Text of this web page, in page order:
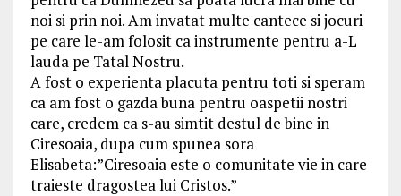
noi si prin noi. Am invatat multe cantece si jocuri
pe care le-am folosit ca instrumente pentru a-L
lauda pe Tatal Nostru.
A fost o experienta placuta pentru toti si speram
ca am fost o gazda buna pentru oaspetii nostri
care, credem ca s-au simtit destul de bine in
Ciresoaia, dupa cum spunea sora
Elisabeta:”Ciresoaia este o comunitate vie in care
traieste dragostea lui Cristos.”